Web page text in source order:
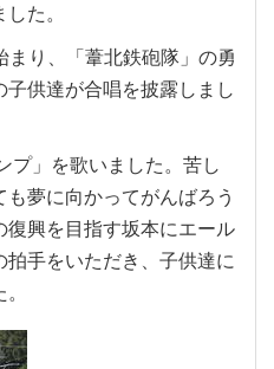
た。
り、「葦北鉄砲隊」の勇
供達が合唱を披露しまし
プ」を歌いました。苦し
夢に向かってがんばろう
復興を目指す坂本にエール
手をいただき、子供達に